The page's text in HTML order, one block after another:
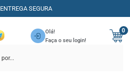
ENTREGA SEGURA
Olá!
Faça o seu login!
0